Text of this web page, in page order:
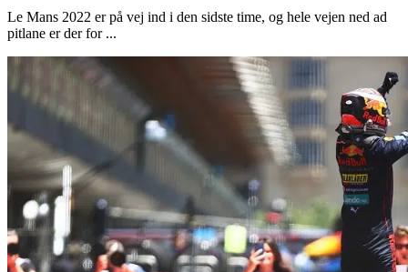
Le Mans 2022 er på vej ind i den sidste time, og hele vejen ned ad
pitlane er der for ...